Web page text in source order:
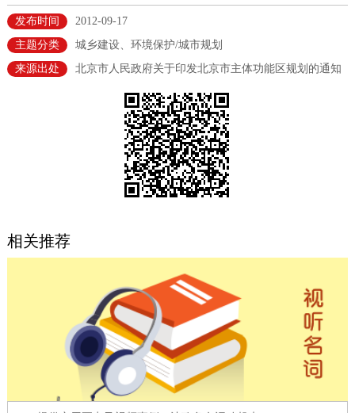
政策兑现
决策公开 专题公开
法人服务
利企服务
中介服务
12345网上接诉即办 我要咨询 我要建议
参与调查 在线访谈 图说互动
走进北京
发布时间
2012-09-17
主题分类
城乡建设、环境保护/城市规划
来源出处
北京市人民政府关于印发北京市主体功能区规划的通知
相关推荐